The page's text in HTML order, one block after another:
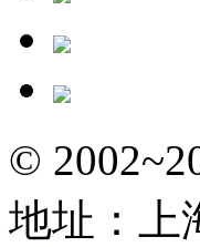
©
地址：上